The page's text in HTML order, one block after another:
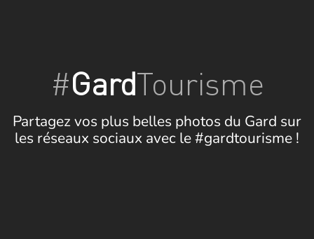
#GardTourisme
Partagez vos plus belles photos du Gard sur
les réseaux sociaux avec le #gardtourisme !